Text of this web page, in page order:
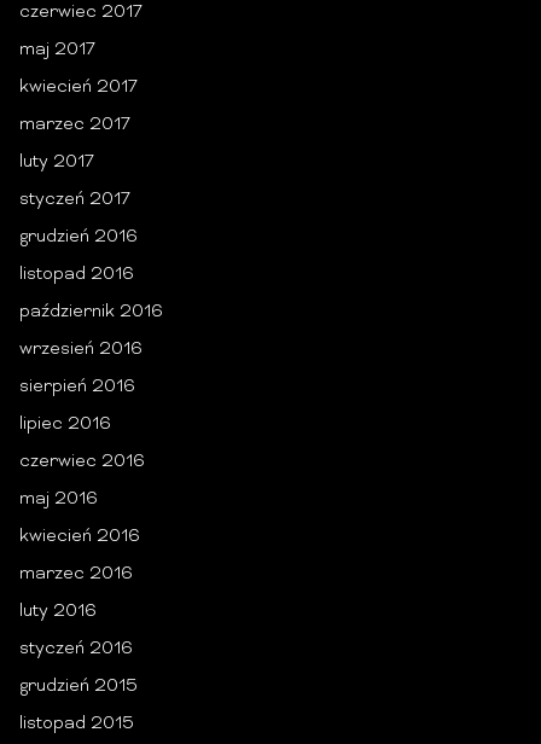
czerwiec 2017
maj 2017
kwiecień 2017
marzec 2017
luty 2017
styczeń 2017
grudzień 2016
listopad 2016
październik 2016
wrzesień 2016
sierpień 2016
lipiec 2016
czerwiec 2016
maj 2016
kwiecień 2016
marzec 2016
luty 2016
styczeń 2016
grudzień 2015
listopad 2015